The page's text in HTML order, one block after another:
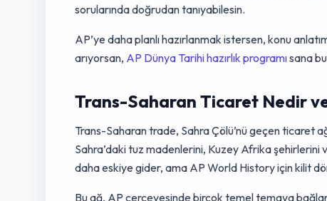
sorularında doğrudan tanıyabilesin.
AP’ye daha planlı hazırlanmak istersen, konu
arıyorsan, AP Dünya Tarihi hazırlık programısana
Trans-Saharan Ticaret Nedir
Trans-Saharan trade, Sahra Çölü’nü geçen ticaret
Sahra’daki tuz madenlerini, Kuzey Afrika şehirlerini
daha eskiye gider, ama AP World History için kilit
Bu ağ, AP çerçevesinde birçok temel temaya